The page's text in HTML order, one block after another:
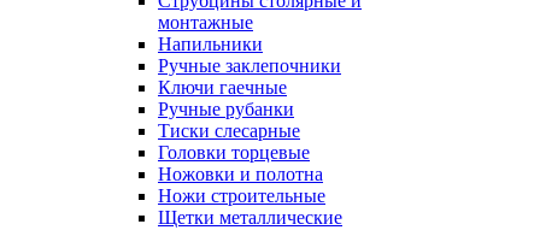
монтажные
Напильники
Ручные заклепочники
Ключи гаечные
Ручные рубанки
Тиски слесарные
Головки торцевые
Ножовки и полотна
Ножи строительные
Щетки металлические